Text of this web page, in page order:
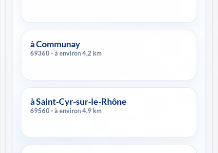
à Communay
69360 · à environ 4,2 km
à Saint-Cyr-sur-le-Rhône
69560 · à environ 4,9 km